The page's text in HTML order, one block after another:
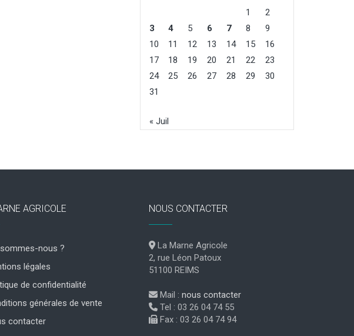
1
2
3
4 5 6 7 8
9
10
11 12 13 14 15
16
17
18 19 20 21 22
23
24
25 26 27 28 29
30
31
« Juil
AGRICOLE
nous ?
légales
de confidentialité
générales de vente
contacter
NOUS CONTACTER
La Marne Agricole
2, rue Léon Patoux
51100 REIMS
Mail : nous contacter
Tel : 03 26 04 74 55
Fax : 03 26 04 74 94